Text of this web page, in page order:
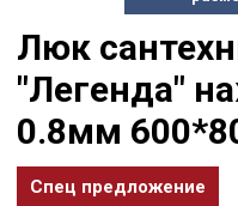
Люк
"Легенда"
0.8мм
Спец предложение